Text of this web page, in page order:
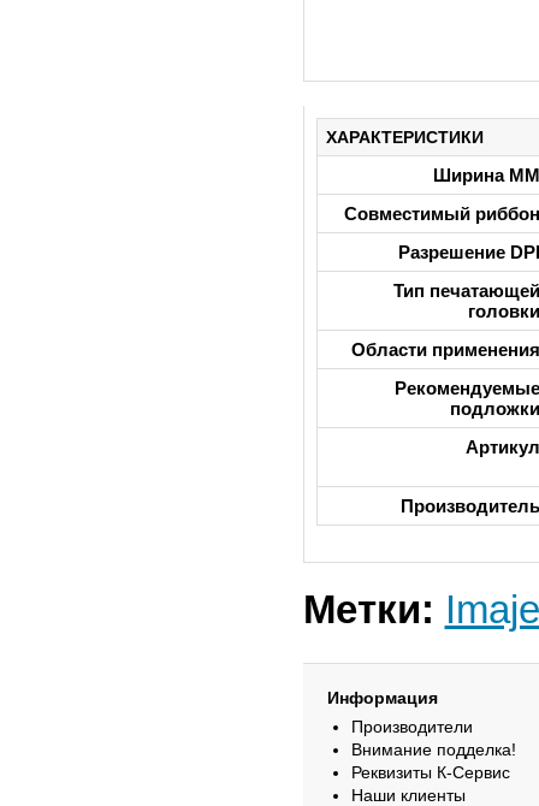
ХАРАКТЕРИСТИКИ
Ширина ММ
Совместимый риббон
Разрешение DPI
Тип печатающей
головки
Области применения
Рекомендуемые
подложки
Артикул
Производитель
Метки:
Информация
Производители
Внимание подделка!
Реквизиты К-Сервис
Наши клиенты